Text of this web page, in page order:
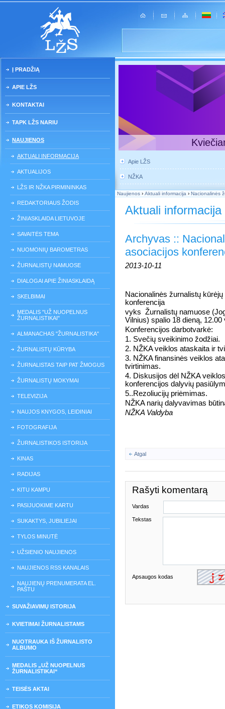
Į PRADŽIĄ
APIE LŽS
KONTAKTAI
TAPK LŽS NARIU
NAUJIENOS
AKTUALI INFORMACIJA
AKTUALIJOS
LŽS IR NŽKA PIRMININKAS
REDAKTORIAUS ŽODIS
ŽINIASKLAIDA LIETUVOJE
SAVAITĖS TEMA
NUOMONIŲ BAROMETRAS
ŽURNALISTŲ NAMUOSE
DIALOGAI APIE ŽINIASKLAIDĄ
SKELBIMAI
MEDALIS "UŽ NUOPELNUS
ŽURNALISTIKAI"
ALMANACHAS "ŽURNALISTIKA"
ŽURNALISTŲ KŪRYBA
ŽURNALISTAS TAIP PAT ŽMOGUS
ŽURNALISTŲ MOKYMAI
TELEVIZIJA
NAUJOS KNYGOS, LEIDINIAI
FOTOGRAFIJA
ŽURNALISTIKOS ISTORIJA
KINAS
RADIJAS
KITU KAMPU
PASIJUOKIME KARTU
SUKAKTYS, JUBILIEJAI
TYLOS MINUTĖ
UŽSIENIO NAUJIENOS
NAUJIENOS RSS KANALAIS
NAUJIENŲ PRENUMERATA EL.
PAŠTU
SUVAŽIAVIMŲ ISTORIJA
KVIETIMAI ŽURNALISTAMS
NUOTRAUKA IŠ ŽURNALISTO
ALBUMO
MEDALIS „UŽ NUOPELNUS
ŽURNALISTIKAI“
TEISĖS AKTAI
ETIKOS KOMISIJA
Apie LŽS
NŽKA
Naujienos › Aktuali informacija › Nacionalinės
Aktuali informacija
Archyvas ::
asociacijos
2013-10-11
Nacionalinės žurnalistų
konferencija
vyks Žurnalistų namuose
Vilnius) spalio 18 dieną, 12.00
Konferencijos darbotvarkė:
1. Svečių sveikinimo žodžiai.
2. NŽKA veiklos ataskaita ir
3. NŽKA finansinės veiklos
tvirtinimas.
4. Diskusijos dėl NŽKA
konferencijos dalyvių
5..Rezoliucijų priėmimas.
NŽKA narių dalyvavimas
NŽKA Valdyba
Atgal
Rašyti komentarą
Vardas
Tekstas
Apsaugos kodas